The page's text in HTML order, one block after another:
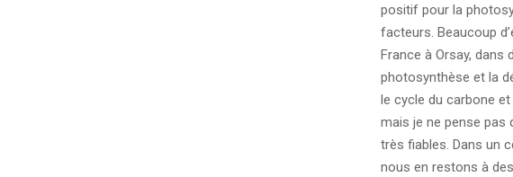
positif pour la
facteurs. Beaucoup
France à Orsay, dans
photosynthèse et la
le cycle du carbone
mais je ne pense
très fiables. Dans un
nous en restons à